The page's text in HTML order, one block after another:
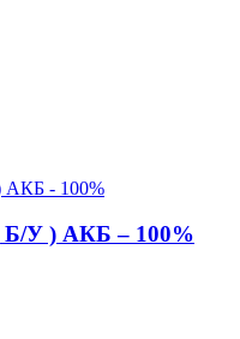
Б/У ) АКБ – 100%